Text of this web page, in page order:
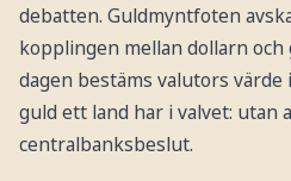
debatten. Guldmyntfoten
kopplingen mellan dollarn
dagen bestäms valutors
guld ett land har i valvet: utan
centralbanksbeslut.